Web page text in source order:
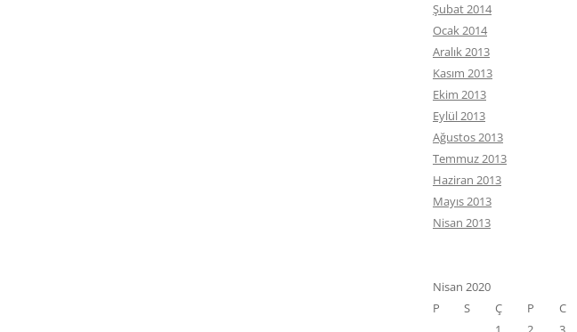
Şubat 2014
Ocak 2014
Aralık 2013
Kasım 2013
Ekim 2013
Eylül 2013
Ağustos 2013
Temmuz 2013
Haziran 2013
Mayıs 2013
Nisan 2013
Nisan 2020
P
S Ç P C